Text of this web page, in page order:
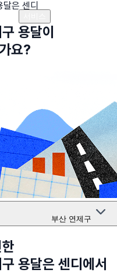
달은 센디
용달이
요?
부산 연제구
용달은 센디에서